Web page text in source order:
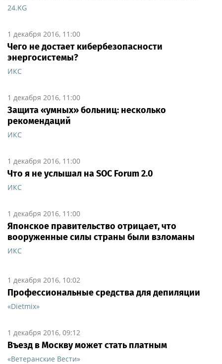
24.KG
1 декабря 2016, 11:00
Чего не достает кибербезопасности
энергосистемы?
ИКС
1 декабря 2016, 11:00
Защита «умных» больниц: несколько
рекомендаций
ИКС
1 декабря 2016, 11:00
Что я не услышал на SOC Forum 2.0
ИКС
1 декабря 2016, 11:00
Японское правительство отрицает, что
вооруженные силы страны были взломаны
ИКС
1 декабря 2016, 10:02
Профессиональные средства для депиляции
«Dietmix»
1 декабря 2016, 09:12
Въезд в Москву может стать платным
«Ветеранские Вести»